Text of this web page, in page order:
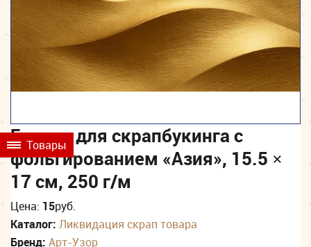
Бумага для скрапбукинга с
фольгированием «Азия», 15.5 ×
17 см, 250 г/м
Цена: 15руб.
Каталог: Ликвидация скрап товара
Бренд: Арт-Узор
Товары